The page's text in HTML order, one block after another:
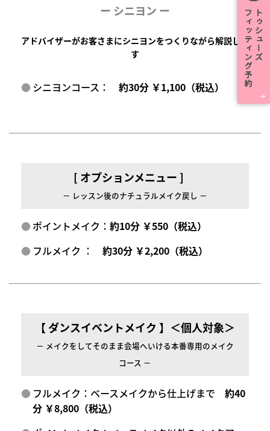
ー シニヨン ー
アドバイザーがお客さまにシニヨンをつくりながら解説しま
す
シニヨンコース：約30分 ￥1,100（税込）
[ オプションメニュー ]
－ レッスン後のナチュラルメイク戻し －
ポイントメイク：約10分 ￥550（税込）
フルメイク ：約30分 ￥2,200（税込）
【 ダンスイベントメイク 】＜個人対象＞
－ メイクをしてそのまま会場へいける本番専用のメイク
コース －
フルメイク：ベースメイクから仕上げまで約40
分 ￥8,800（税込）